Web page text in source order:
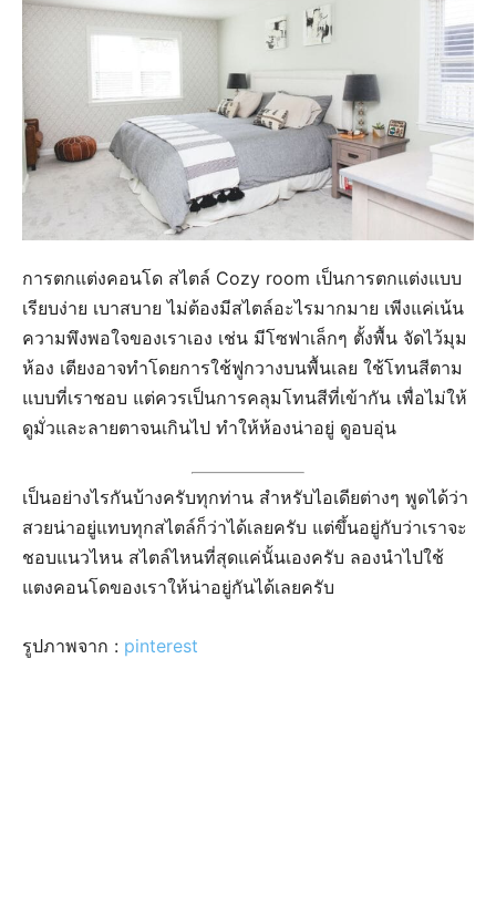
การตกแต่งคอนโด สไตล์ Cozy room เป็นการตกแต่งแบบ
เรียบง่าย เบาสบาย ไม่ต้องมีสไตล์อะไรมากมาย เพีงแค่เน้น
ความพึงพอใจของเราเอง เช่น มีโซฟาเล็กๆ ตั้งพื้น จัดไว้มุม
ห้อง เตียงอาจทำโดยการใช้ฟูกวางบนพื้นเลย ใช้โทนสีตาม
แบบที่เราชอบ แต่ควรเป็นการคลุมโทนสีที่เข้ากัน เพื่อไม่ให้
ดูมั่วและลายตาจนเกินไป ทำให้ห้องน่าอยู่ ดูอบอุ่น
เป็นอย่างไรกันบ้างครับทุกท่าน สำหรับไอเดียต่างๆ พูดได้ว่า
สวยน่าอยู่แทบทุกสไตล์ก็ว่าได้เลยครับ แต่ขึ้นอยู่กับว่าเราจะ
ชอบแนวไหน สไตล์ไหนที่สุดแค่นั้นเองครับ ลองนำไปใช้
แตงคอนโดของเราให้น่าอยู่กันได้เลยครับ
รูปภาพจาก : pinterest